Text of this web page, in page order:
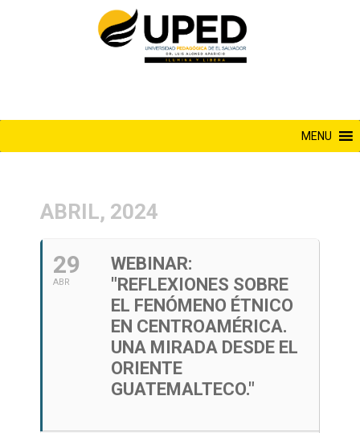
MENU
ABRIL, 2024
29
ABR
WEBINAR:
"REFLEXIONES SOBRE
EL FENÓMENO ÉTNICO
EN CENTROAMÉRICA.
UNA MIRADA DESDE EL
ORIENTE
GUATEMALTECO."